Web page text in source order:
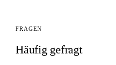
FRAGEN
Häufig gefragt